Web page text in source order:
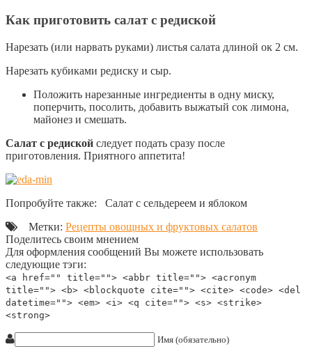
Как приготовить салат с редиской
Нарезать (или нарвать руками) листья салата длиной ок 2 см.
Нарезать кубиками редиску и сыр.
Положить нарезанные ингредиенты в одну миску,
поперчить, посолить, добавить выжатый сок лимона,
майонез и смешать.
Салат с редиской следует подать сразу после
приготовления. Приятного аппетита!
Попробуйте также: Салат с сельдереем и яблоком
Метки: Рецепты овощных и фруктовых салатов
Поделитесь своим мнением
Для оформления сообщений Вы можете использовать
следующие тэги:
<a href="" title=""> <abbr title=""> <acronym
title=""> <b> <blockquote cite=""> <cite> <code> <del
datetime=""> <em> <i> <q cite=""> <s> <strike>
<strong>
Имя (обязательно)